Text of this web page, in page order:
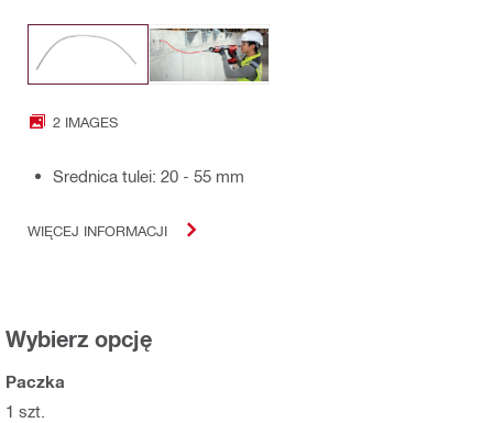
2 IMAGES
Średnica tulei: 20 - 55 mm
WIĘCEJ INFORMACJI
Wybierz opcję
Paczka
1 szt.